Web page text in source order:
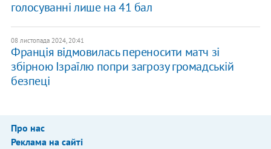
голосуванні лише на 41 бал
08 листопада 2024, 20:41
Франція відмовилась переносити матч зі
збірною Ізраїлю попри загрозу громадській
безпеці
Про нас
Реклама на сайті